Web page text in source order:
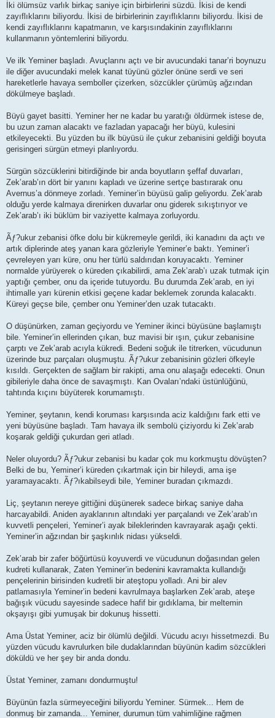
İki ölümsüz varlık birkaç saniye için birbirlerini süzdü. İkisi de kendi
zayıflıklarını biliyordu. İkisi de birbirlerinin zayıflıklarını biliyordu. İkisi de
kendi zayıflıklarını kapatmanın, ve karşısındakinin zayıflıklarını
kullanmanın yöntemlerini biliyordu.
Ve ilk Yeminer başladı. Avuçlarını açtı ve bir avucundaki tanar’ri boynuzu
ile diğer avucundaki melek kanat tüyünü gözler önüne serdi ve seri
hareketlerle havaya semboller çizerken, sözcükler çürümüş ağzından
dökülmeye başladı.
Büyü gayet basitti. Yeminer her ne kadar bu yaratığı öldürmek istese de,
bu uzun zaman alacaktı ve fazladan yapacağı her büyü, kulesini
etkileyecekti. Bu yüzden bu ilk büyüsü ile çukur zebanisini geldiği boyuta
gerisingeri sürgün etmeyi planlıyordu.
Sürgün sözcüklerini bitirdiğinde bir anda boyutların şeffaf duvarları,
Zek’arab’ın dört bir yanını kapladı ve üzerine sertçe bastırarak onu
Avernus’a dönmeye zorladı. Yeminer’in büyüsü galip geliyordu. Zek’arab
olduğu yerde kalmaya direnirken duvarlar onu giderek sıkıştırıyor ve
Zek’arab’ı iki büklüm bir vaziyette kalmaya zorluyordu.
Ãƒ?ukur zebanisi öfke dolu bir kükremeyle gerildi, iki kanadını da açtı ve
artık diplerinde ateş yanan kara gözleriyle Yeminer’e baktı. Yeminer’i
çevreleyen yarı küre, onu her türlü saldırıdan koruyacaktı. Yeminer
normalde yürüyerek o küreden çıkabilirdi, ama Zek’arab’ı uzak tutmak için
yaptığı çember, onu da içeride tutuyordu. Bu durumda Zek’arab, en iyi
ihtimalle yarı kürenin etkisi geçene kadar beklemek zorunda kalacaktı.
Küreyi geçse bile, çember onu Yeminer’den uzak tutacaktı.
O düşünürken, zaman geçiyordu ve Yeminer ikinci büyüsüne başlamıştı
bile. Yeminer’in ellerinden çıkan, buz mavisi bir ışın, çukur zebanisine
çarptı ve Zek’arab acıyla kükredi. Bedeni soğuk ile titrerken, vücudunun
üzerinde buz parçaları oluşmuştu. Ãƒ?ukur zebanisinin gözleri öfkeyle
kısıldı. Gerçekten de sağlam bir rakipti, ama onu alaşağı edecekti. Onun
gibileriyle daha önce de savaşmıştı. Kan Ovaları’ndaki üstünlüğünü,
tahtında kıçını büyüterek korumamıştı.
Yeminer, şeytanın, kendi koruması karşısında aciz kaldığını fark etti ve
yeni büyüsüne başladı. Tam havaya ilk sembolü çiziyordu ki Zek’arab
koşarak geldiği çukurdan geri atladı.
Neler oluyordu? Ãƒ?ukur zebanisi bu kadar çok mu korkmuştu dövüşten?
Belki de bu, Yeminer’i küreden çıkartmak için bir hileydi, ama işe
yaramayacaktı. Ãƒ?ıkabilseydi bile, Yeminer buradan çıkmazdı.
Liç, şeytanın nereye gittiğini düşünerek sadece birkaç saniye daha
harcayabildi. Aniden ayaklarının altındaki yer parçalandı ve Zek’arab’ın
kuvvetli pençeleri, Yeminer’i ayak bileklerinden kavrayarak aşağı çekti.
Yeminer’in ağzından bir şaşkınlık nidası yükseldi.
Zek’arab bir zafer böğürtüsü koyuverdi ve vücudunun doğasından gelen
kudreti kullanarak, Zaten Yeminer’in bedenini kavramakta kullandığı
pençelerinin birisinden kudretli bir ateştopu yolladı. Ani bir alev
patlamasıyla Yeminer’in bedeni kavrulmaya başlarken Zek’arab, ateşe
bağışık vücudu sayesinde sadece hafif bir gıdıklama, bir meltemin
okşayışı gibi yumuşak bir dokunuş hissetti.
Ama Üstat Yeminer, aciz bir ölümlü değildi. Vücudu acıyı hissetmezdi. Bu
yüzden vücudu kavrulurken bile dudaklarından büyünün kadim sözcükleri
döküldü ve her şey bir anda dondu.
Üstat Yeminer, zamanı dondurmuştu!
Büyünün fazla sürmeyeceğini biliyordu Yeminer. Sürmek... Hem de
donmuş bir zamanda... Yeminer, durumun tüm vahimliğine rağmen